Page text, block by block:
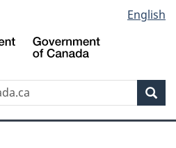
au
contenu
propos
de
la
HTML
simplifiée
English